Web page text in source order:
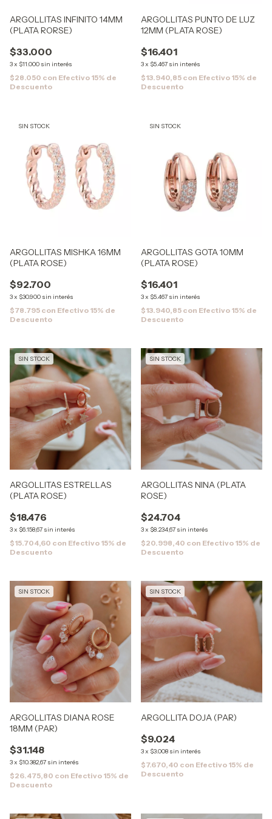
ARGOLLITAS INFINITO 14MM
(PLATA RORSE)
$33.000
3x $11.000 sin interés
$28.050 con Efectivo 15% de
Descuento
ARGOLLITAS PUNTO DE LUZ
12MM (PLATA ROSE)
$16.401
3x $5.467 sin interés
$13.940,85 con Efectivo 15% de
Descuento
SIN STOCK
ARGOLLITAS MISHKA 16MM
(PLATA ROSE)
$92.700
3x $30.900 sin interés
$78.795 con Efectivo 15% de
Descuento
SIN STOCK
ARGOLLITAS GOTA 10MM
(PLATA ROSE)
$16.401
3x $5.467 sin interés
$13.940,85 con Efectivo 15% de
Descuento
SIN STOCK
ARGOLLITAS ESTRELLAS
(PLATA ROSE)
$18.476
3x $6.158,67 sin interés
$15.704,60 con Efectivo 15% de
Descuento
SIN STOCK
ARGOLLITAS NINA (PLATA
ROSE)
$24.704
3x $8.234,67 sin interés
$20.998,40 con Efectivo 15% de
Descuento
SIN STOCK
ARGOLLITAS DIANA ROSE
18MM (PAR)
$31.148
3x $10.382,67 sin interés
$26.475,80 con Efectivo 15% de
Descuento
SIN STOCK
ARGOLLITA DOJA (PAR)
$9.024
3x $3.008 sin interés
$7.670,40 con Efectivo 15% de
Descuento